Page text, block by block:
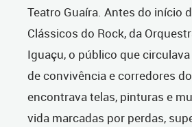
Teatro Guaíra. Antes do início
Clássicos do Rock, da
Iguaçu, o público que
de convivência e corredores
encontrava telas, pinturas e
vida marcadas por perdas,